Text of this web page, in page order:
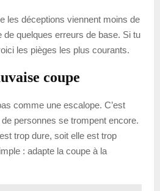
les déceptions viennent moins de
de quelques erreurs de base. Si tu
les pièges les plus courants.
coupe
comme une escalope. C’est
personnes se trompent encore.
trop dure, soit elle est trop
: adapte la coupe à la